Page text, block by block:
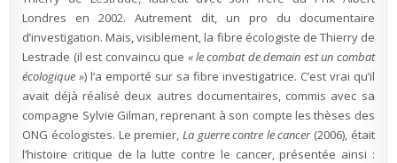
Londres en 2002. Autrement dit, un pro du documentaire
d’investigation. Mais, visiblement, la fibre écologiste de Thierry de
Lestrade (il est convaincu que « le combat de demain est un combat
écologique ») l’a emporté sur sa fibre investigatrice. C’est vrai qu’il
avait déjà réalisé deux autres documentaires, commis avec sa
compagne Sylvie Gilman, reprenant à son compte les thèses des
ONG écologistes. Le premier, La guerre contre le cancer(2006), était
l’histoire critique de la lutte contre le cancer, présentée ainsi :